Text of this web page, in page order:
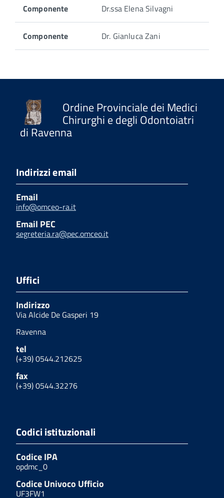
Componente Dr.ssa Elena Silvagni
Componente Dr. Gianluca Zani
Ordine Provinciale dei Medici
Chirurghi e degli Odontoiatri
di Ravenna
Indirizzi email
Email
info@omceo-ra.it
Email PEC
segreteria.ra@pec.omceo.it
Uffici
Indirizzo
Via Alcide De Gasperi 19
Ravenna
tel
(+39) 0544.212625
fax
(+39) 0544.32276
Codici istituzionali
Codice IPA
opdmc_0
Codice Univoco Ufficio
UF3FW1